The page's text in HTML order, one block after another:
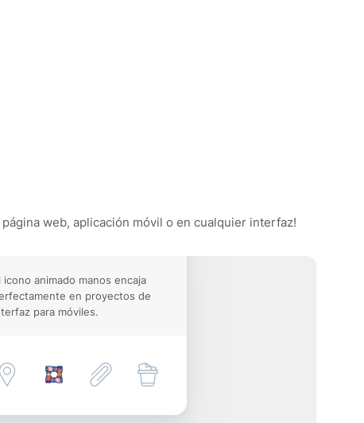
web, aplicación móvil o en cualquier interfaz!
icono animado manos encaja
en proyectos de
para móviles.